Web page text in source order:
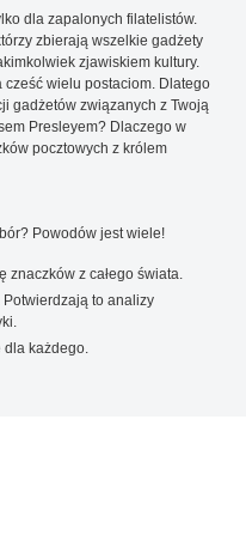
dla zapalonych filatelistów.
zbierają wszelkie gadżety
zjawiskiem kultury.
wielu postaciom. Dlatego
gadżetów związanych z Twoją
Presleyem? Dlaczego w
pocztowych z królem
Powodów jest wiele!
znaczków z całego świata.
to analizy
dla każdego.